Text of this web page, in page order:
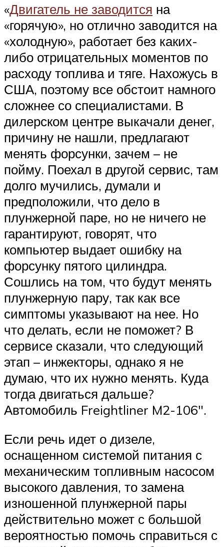
«Двигатель не заводится на
«горячую», но отлично заводится на
«холодную», работает без каких-
либо отрицательных моментов по
расходу топлива и тяге. Нахожусь в
США, поэтому все обстоит намного
сложнее со специалистами. В
дилерском центре выкачали денег,
причину не нашли, предлагают
менять форсунки, зачем – не
пойму. Поехал в другой сервис, там
долго мучились, думали и
предположили, что дело в
плунжерной паре, но не ничего не
гарантируют, говорят, что
компьютер выдает ошибку на
форсунку пятого цилиндра.
Сошлись на том, что будут менять
плунжерную пару, так как все
симптомы указывают на нее. Но
что делать, если не поможет? В
сервисе сказали, что следующий
этап – инжекторы, однако я не
думаю, что их нужно менять. Куда
тогда двигаться дальше?
Автомобиль Freightliner M2-106″.
Если речь идет о дизеле,
оснащенном системой питания с
механическим топливным насосом
высокого давления, то замена
изношенной плунжерной пары
действительно может с большой
вероятностью помочь справиться с